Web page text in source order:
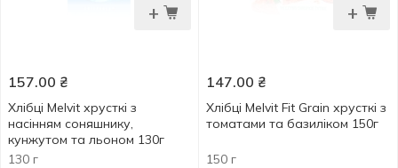
+
157.00 ₴
Хлібці Melvit хрусткі з
насінням соняшнику,
кунжутом та льоном 130г
130 г
+
147.00 ₴
Хлібці Melvit Fit Grain хрусткі з
томатами та базиліком 150г
150 г